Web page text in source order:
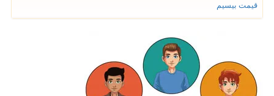
قیمت بیسیم